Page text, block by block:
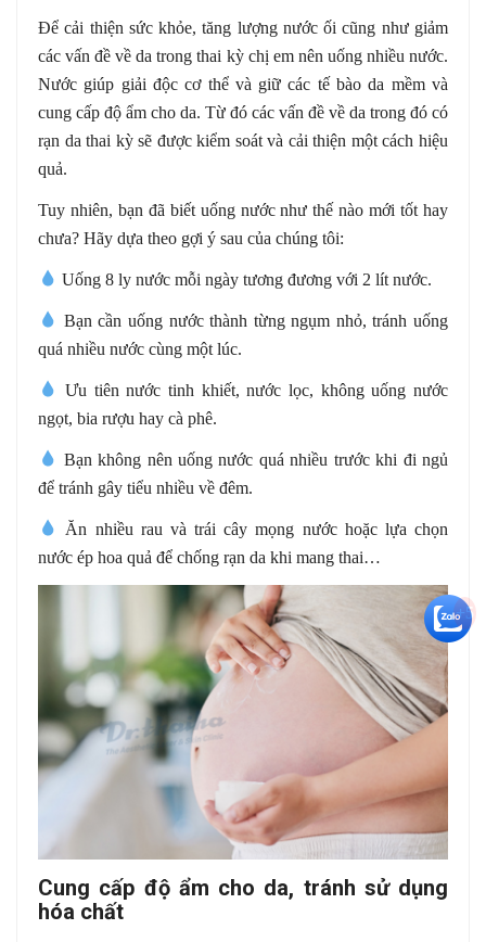
Để cải thiện sức khỏe, tăng lượng nước ối cũng như giảm
các vấn đề về da trong thai kỳ chị em nên uống nhiều nước.
Nước giúp giải độc cơ thể và giữ các tế bào da mềm và
cung cấp độ ẩm cho da. Từ đó các vấn đề về da trong đó có
rạn da thai kỳ sẽ được kiểm soát và cải thiện một cách hiệu
quả.
Tuy nhiên, bạn đã biết uống nước như thế nào mới tốt hay
chưa? Hãy dựa theo gợi ý sau của chúng tôi:
Uống 8 ly nước mỗi ngày tương đương với 2 lít nước.
Bạn cần uống nước thành từng ngụm nhỏ, tránh uống
quá nhiều nước cùng một lúc.
Ưu tiên nước tinh khiết, nước lọc, không uống nước
ngọt, bia rượu hay cà phê.
Bạn không nên uống nước quá nhiều trước khi đi ngủ
để tránh gây tiểu nhiều về đêm.
Ăn nhiều rau và trái cây mọng nước hoặc lựa chọn
nước ép hoa quả để chống rạn da khi mang thai…
Cung cấp độ ẩm cho da, tránh sử dụng
hóa chất
+5